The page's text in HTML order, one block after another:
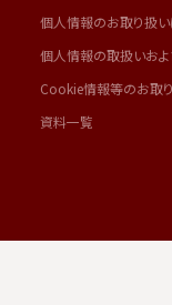
個人情報のお取り扱い
個人情報の取扱いお
Cookie情報等のお取
資料一覧